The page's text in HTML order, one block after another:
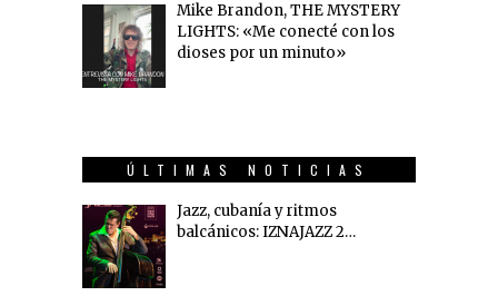
Mike Brandon, THE MYSTERY
LIGHTS: «Me conecté con los
dioses por un minuto»
ÚLTIMAS NOTICIAS
Jazz, cubanía y ritmos
balcánicos: IZNAJAZZ 2…